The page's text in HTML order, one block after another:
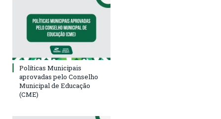
Políticas Municipais
aprovadas pelo Conselho
Municipal de Educação
(CME)